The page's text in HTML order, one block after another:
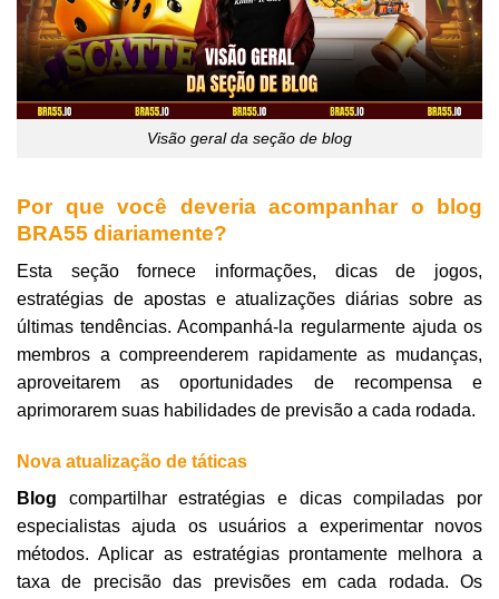
Visão geral da seção de blog
Por que você deveria acompanhar o blog
BRA55 diariamente?
Esta seção fornece informações, dicas de jogos,
estratégias de apostas e atualizações diárias sobre as
últimas tendências. Acompanhá-la regularmente ajuda os
membros a compreenderem rapidamente as mudanças,
aproveitarem as oportunidades de recompensa e
aprimorarem suas habilidades de previsão a cada rodada.
Nova atualização de táticas
Blog compartilhar estratégias e dicas compiladas por
especialistas ajuda os usuários a experimentar novos
métodos. Aplicar as estratégias prontamente melhora a
taxa de precisão das previsões em cada rodada. Os